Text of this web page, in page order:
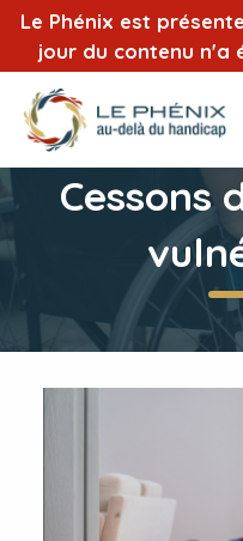
Le Phénix est
jour du contenu n'a
Cessons